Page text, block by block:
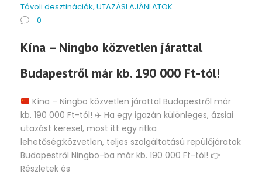
Távoli desztinációk, UTAZÁSI AJÁNLATOK
0
Kína – Ningbo közvetlen járattal
Budapestről már kb. 190 000 Ft-tól!
Kína – Ningbo közvetlen járattal Budapestről már
kb. 190 000 Ft-tól! ✈️ Ha egy igazán különleges, ázsiai
utazást keresel, most itt egy ritka
lehetőség:közvetlen, teljes szolgáltatású repülőjáratok
Budapestről Ningbo-ba már kb. 190 000 Ft-tól! 👉
Részletek és